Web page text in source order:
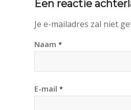
Een reactie
Je e-mailadres zal niet
Naam *
E-mail *